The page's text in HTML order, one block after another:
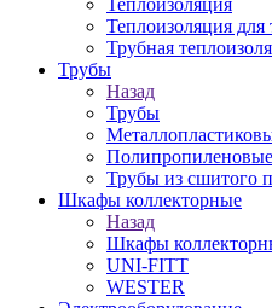
Теплоизоляция
Теплоизоляция для
Трубная
Трубы
Назад
Трубы
Трубы из сшитого
Шкафы коллекторные
Назад
Шкафы
UNI-FITT
WESTER